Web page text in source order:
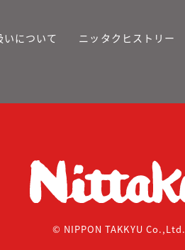
について ニッタクヒストリー
© NIPPON TAKKYU Co.,Ltd.